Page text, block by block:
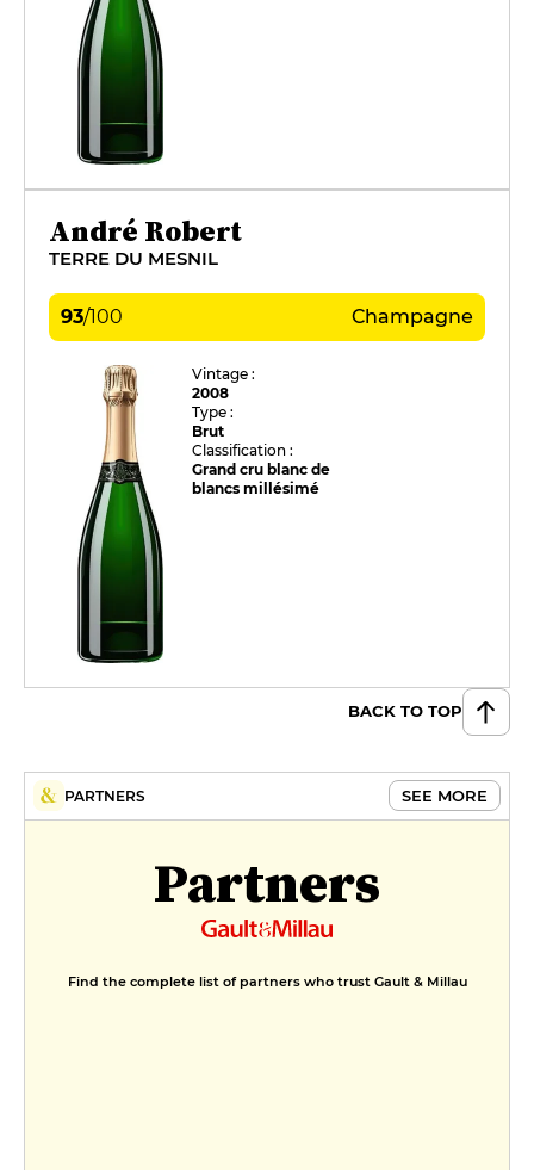
André Robert
TERRE DU MESNIL
93/100 Champagne
Vintage :
2008
Type :
Brut
Classification :
Grand cru blanc de
blancs millésimé
BACK TO TOP
PARTNERS SEE MORE
Partners
Find the complete list of partners who trust Gault & Millau